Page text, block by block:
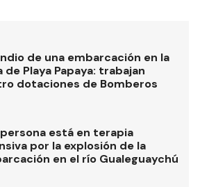
de una embarcación en la
de Playa Papaya: trabajan
dotaciones de Bomberos
persona está en terapia
por la explosión de la
en el río Gualeguaychú